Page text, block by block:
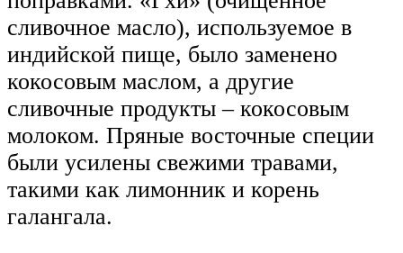
сливочное масло), используемое в
индийской пище, было заменено
кокосовым маслом, а другие
сливочные продукты – кокосовым
молоком. Пряные восточные специи
были усилены свежими травами,
такими как лимонник и корень
галангала.